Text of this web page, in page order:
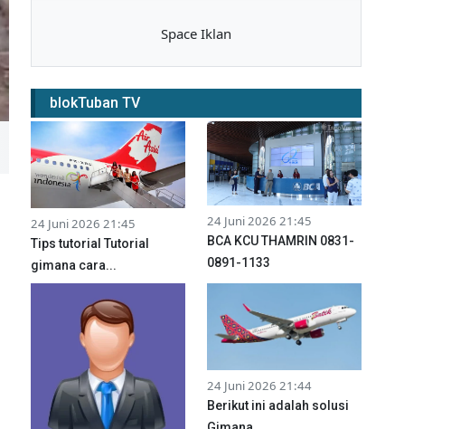
Space Iklan
blokTuban TV
24 Juni 2026 21:45
Tips tutorial Tutorial
gimana cara...
24 Juni 2026 21:45
BCA KCU THAMRIN 0831-
0891-1133
24 Juni 2026 21:44
Berikut ini adalah solusi